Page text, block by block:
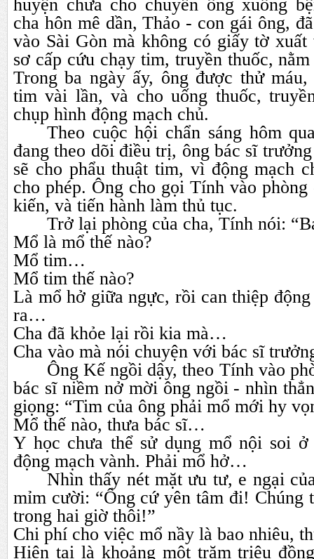
huyện chưa cho chuyển ông xuống
cha hôn mê dần, Thảo - con gái ông,
vào Sài Gòn mà không có giấy tờ
sơ cấp cứu chạy tim, truyền thuốc,
Trong ba ngày ấy, ông được thử
tim vài lần, và cho uống thuốc,
chụp hình động mạch chủ.
Theo cuộc hội chẩn sáng hôm
đang theo dõi điều trị, ông bác sĩ
sẽ cho phẩu thuật tim, vì động mạch
cho phép. Ông cho gọi Tính vào
kiến, và tiến hành làm thủ tục.
Trở lại phòng của cha, Tính nói:
Mổ là mổ thế nào?
Mổ tim…
Mổ tim thế nào?
Là mổ hở giữa ngực, rồi can thiệp
ra…
Cha đã khỏe lại rồi kia mà…
Cha vào mà nói chuyện với bác sĩ
Ông Kế ngồi dậy, theo Tính vào
bác sĩ niềm nở mời ông ngồi - nhìn
giọng: “Tim của ông phải mổ mới hy
Mổ thế nào, thưa bác sĩ…
Y học chưa thể sử dụng mổ nội soi ở
động mạch vành. Phải mổ hở…
Nhìn thấy nét mặt ưu tư, e ngại
mỉm cười: “Ông cứ yên tâm đi! Chúng
trong hai giờ thôi!”
Chi phí cho việc mổ nầy là bao nhiêu,
Hiện tại là khoảng một trăm triệu